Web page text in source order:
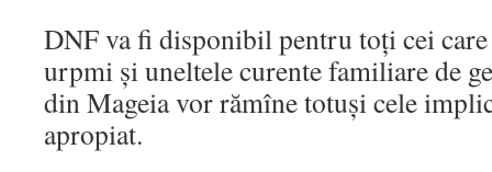
DNF va fi disponibil pentru toți cei
urpmi și uneltele curente familiare de
din Mageia vor rămîne totuși cele
apropiat.